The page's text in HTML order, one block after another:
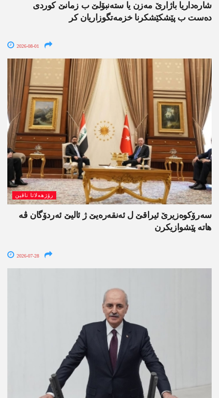
شارەداریا باژارێ مەزن یا ستەنبۆلێ ب زمانێ کوردی
دەست ب پێشکێشکرنا خزمەتگوزاریان کر
2026-08-01
رۆژھەلاتا ناڤین
سەرۆکوەزیرێ ئیراقێ ل ئەنقەرەیێ ژ ئالیێ ئەردۆگان ڤە
ھاتە پێشوازیکرن
2026-07-28